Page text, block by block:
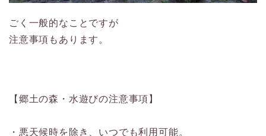
ごく一般的なことですが
注意事項もあります。
【郷土の森・水遊びの注意事項】
・悪天候時を除き、いつでも利用可能。